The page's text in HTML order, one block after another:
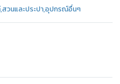
,สวนและประปา,อุปกรณ์อื่นๆ